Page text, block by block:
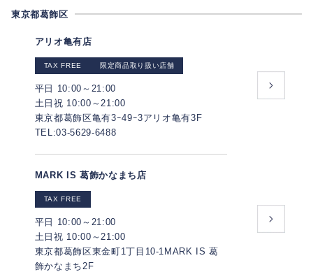
東京都葛飾区
アリオ亀有店
TAX FREE 限定商品取り扱い店舗
平日 10:00～21:00
土日祝 10:00～21:00
東京都葛飾区亀有3ｰ49ｰ3アリオ亀有3F
TEL:03-5629-6488
MARK IS 葛飾かなまち店
TAX FREE
平日 10:00～21:00
土日祝 10:00～21:00
東京都葛飾区東金町1丁目10-1MARK IS 葛
飾かなまち2F